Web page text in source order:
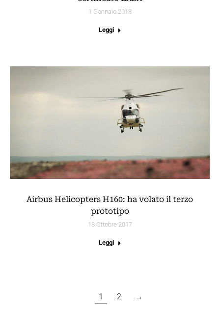
1 Gennaio 2018
Leggi
Airbus Helicopters H160: ha volato il terzo
prototipo
18 Ottobre 2017
Leggi
1 2 →